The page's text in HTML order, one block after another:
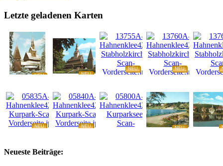
Letzte geladenen Karten
NEU NEU
NEU NEU
NEU
NEU
NEU
Neueste Beiträge: